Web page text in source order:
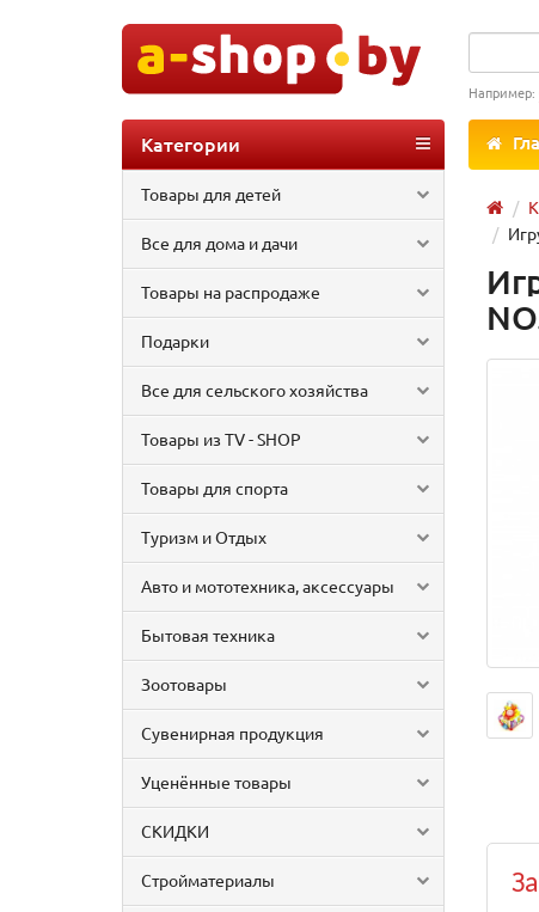
Например:
Категории
Товары для детей
Все для дома и дачи
Товары на распродаже
Подарки
Все для сельского хозяйства
Товары из TV - SHOP
Товары для спорта
Туризм и Отдых
Авто и мототехника, аксессуары
Бытовая техника
Зоотовары
Сувенирная продукция
Уценённые товары
СКИДКИ
Стройматериалы